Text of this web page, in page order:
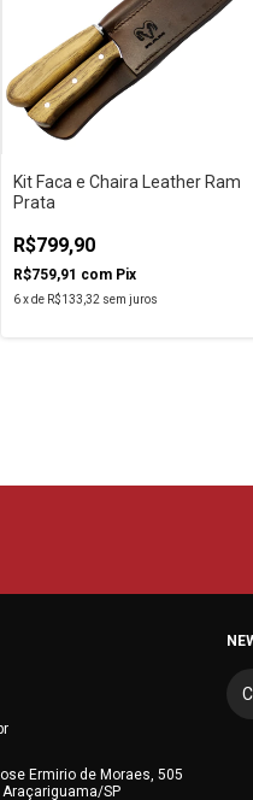
Kit Faca e Chaira Leather Ram
Prata
R$799,90
R$759,91 com Pix
6 xde R$133,32 sem juros
Ermirio de Moraes, 505
Araçariguama/SP